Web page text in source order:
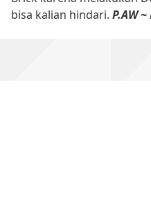
bisa kalian hindari. P.AW ~